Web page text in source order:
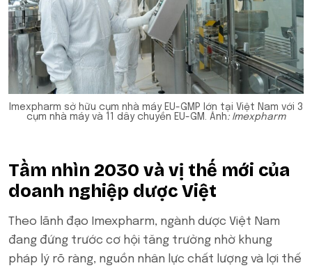
Imexpharm sở hữu cụm nhà máy EU-GMP lớn tại Việt Nam với 3
cụm nhà máy và 11 dây chuyền EU-GM. Ảnh: Imexpharm
Tầm nhìn 2030 và vị thế mới của
doanh nghiệp dược Việt
Theo lãnh đạo Imexpharm, ngành dược Việt Nam
đang đứng trước cơ hội tăng trưởng nhờ khung
pháp lý rõ ràng, nguồn nhân lực chất lượng và lợi thế